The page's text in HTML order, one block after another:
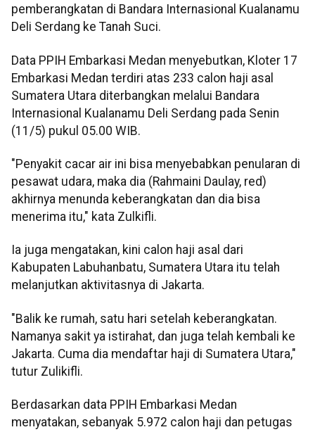
pemberangkatan di Bandara Internasional Kualanamu
Deli Serdang ke Tanah Suci.
Data PPIH Embarkasi Medan menyebutkan, Kloter 17
Embarkasi Medan terdiri atas 233 calon haji asal
Sumatera Utara diterbangkan melalui Bandara
Internasional Kualanamu Deli Serdang pada Senin
(11/5) pukul 05.00 WIB.
"Penyakit cacar air ini bisa menyebabkan penularan di
pesawat udara, maka dia (Rahmaini Daulay, red)
akhirnya menunda keberangkatan dan dia bisa
menerima itu," kata Zulkifli.
Ia juga mengatakan, kini calon haji asal dari
Kabupaten Labuhanbatu, Sumatera Utara itu telah
melanjutkan aktivitasnya di Jakarta.
"Balik ke rumah, satu hari setelah keberangkatan.
Namanya sakit ya istirahat, dan juga telah kembali ke
Jakarta. Cuma dia mendaftar haji di Sumatera Utara,"
tutur Zulikifli.
Berdasarkan data PPIH Embarkasi Medan
menyatakan, sebanyak 5.972 calon haji dan petugas